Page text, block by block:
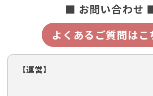
■ お問い合わせ
よくあるご質問はこ
【運営】